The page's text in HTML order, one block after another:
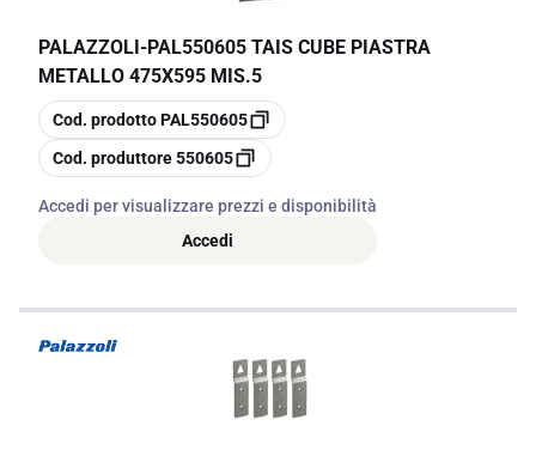
PALAZZOLI-PAL550605 TAIS CUBE PIASTRA
METALLO 475X595 MIS.5
copia
Cod. prodottoPAL550605
copia
Cod. produttore550605
Accedi per visualizzare prezzi e disponibilità
Accedi